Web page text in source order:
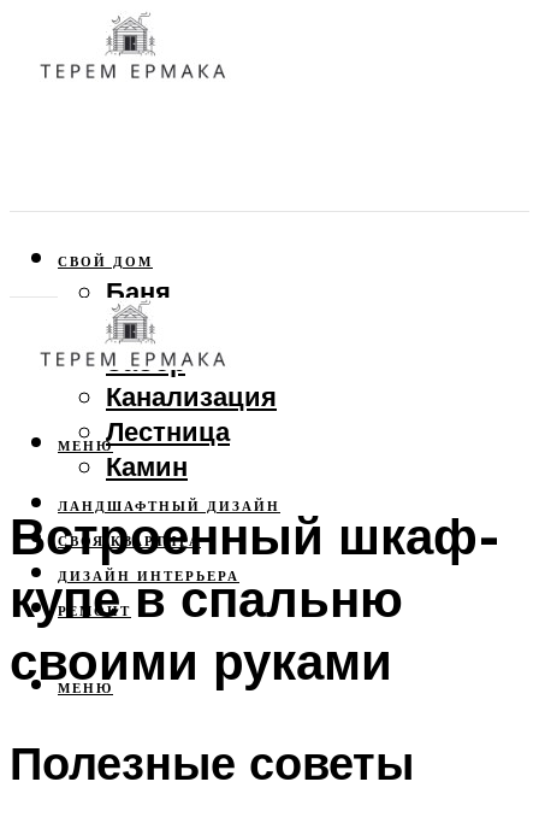
СВОЙ ДОМ
Баня
Веранда
Забор
Канализация
Лестница
Камин
ЛАНДШАФТНЫЙ ДИЗАЙН
СВОЯ КВАРТИРА
ДИЗАЙН ИНТЕРЬЕРА
РЕМОНТ
МЕНЮ
МЕНЮ
Встроенный шкаф-
купе в спальню
своими руками
Полезные советы